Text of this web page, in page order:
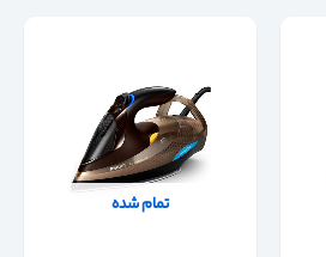
تمام شده